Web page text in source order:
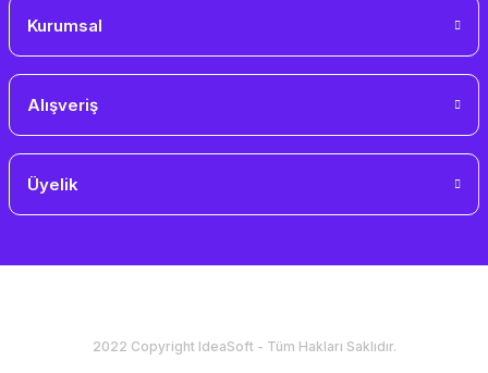
Kurumsal
Alışveriş
Üyelik
2022 Copyright IdeaSoft - Tüm Hakları Saklıdır.